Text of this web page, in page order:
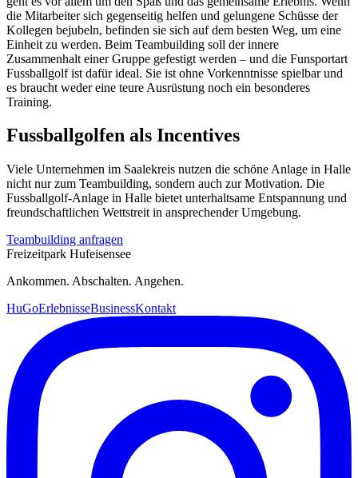
die Mitarbeiter sich gegenseitig helfen und gelungene Schüsse der
Kollegen bejubeln, befinden sie sich auf dem besten Weg, um eine
Einheit zu werden. Beim Teambuilding soll der innere
Zusammenhalt einer Gruppe gefestigt werden – und die Funsportart
Fussballgolf ist dafür ideal. Sie ist ohne Vorkenntnisse spielbar und
es braucht weder eine teure Ausrüstung noch ein besonderes
Training.
Fussballgolfen als Incentives
Viele Unternehmen im Saalekreis nutzen die schöne Anlage in Halle
nicht nur zum Teambuilding, sondern auch zur Motivation. Die
Fussballgolf-Anlage in Halle bietet unterhaltsame Entspannung und
freundschaftlichen Wettstreit in ansprechender Umgebung.
Teambuilding anfragen
Freizeitpark Hufeisensee
Ankommen. Abschalten. Angehen.
HuGoErlebnisseBusinessKontakt